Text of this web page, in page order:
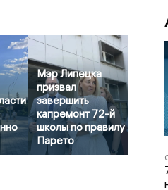
Мэр Липецка
призвал
завершить
капремонт 72-й
школы по правилу
Парето